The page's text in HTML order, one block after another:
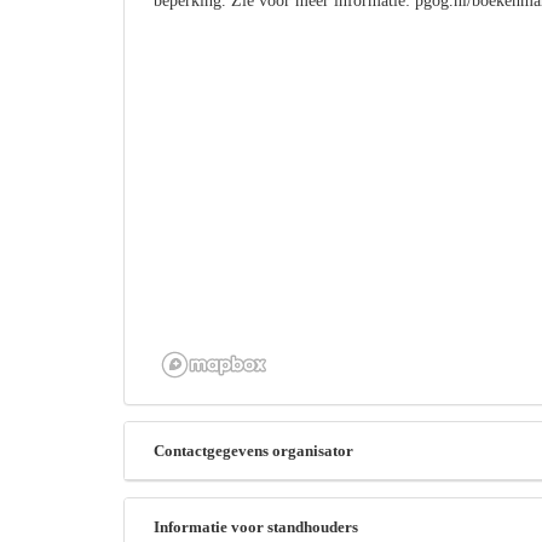
Contactgegevens organisator
Informatie voor standhouders